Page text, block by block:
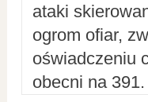
ataki
ogrom ofiar,
oświadczeniu
obecni na